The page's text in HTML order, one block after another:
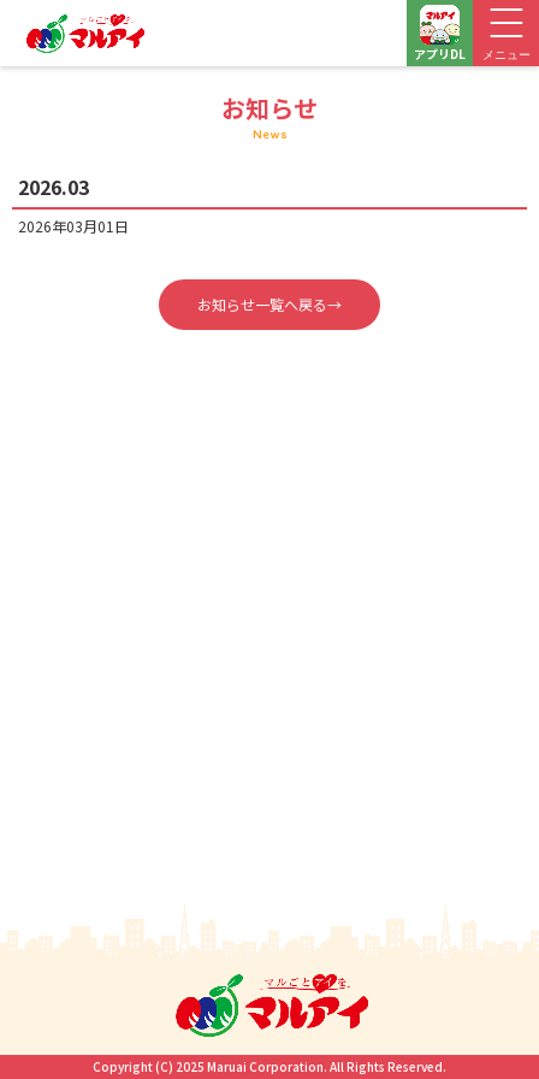
アプリDL メニュー
お知らせ
News
2026.03
2026年03月01日
お知らせ一覧へ戻る→
Copyright (C) 2025 Maruai Corporation. All Rights Reserved.